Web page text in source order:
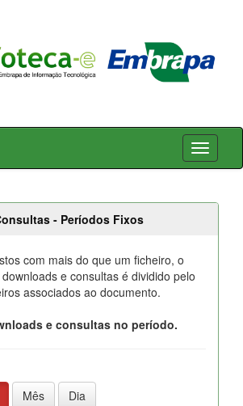
- Períodos Fixos
com mais do que um ficheiro, o
e consultas é dividido pelo
associados ao documento.
e consultas no período.
Mês Dia